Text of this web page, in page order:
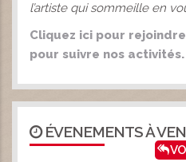
l’artiste qui sommeille en
Cliquez ici pour
pour suivre nos activités.
ÉVENEMENTS À